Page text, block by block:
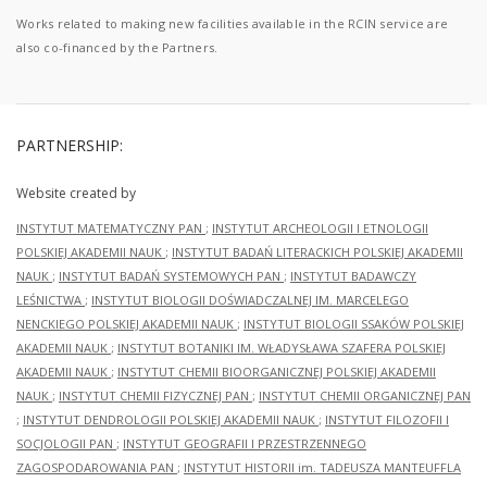
Works related to making new facilities available in the RCIN service are
also co-financed by the Partners.
PARTNERSHIP:
Website created by
INSTYTUT MATEMATYCZNY PAN ; INSTYTUT ARCHEOLOGII I ETNOLOGII
POLSKIEJ AKADEMII NAUK ; INSTYTUT BADAŃ LITERACKICH POLSKIEJ AKADEMII
NAUK ; INSTYTUT BADAŃ SYSTEMOWYCH PAN ; INSTYTUT BADAWCZY
LEŚNICTWA ; INSTYTUT BIOLOGII DOŚWIADCZALNEJ IM. MARCELEGO
NENCKIEGO POLSKIEJ AKADEMII NAUK ; INSTYTUT BIOLOGII SSAKÓW POLSKIEJ
AKADEMII NAUK ; INSTYTUT BOTANIKI IM. WŁADYSŁAWA SZAFERA POLSKIEJ
AKADEMII NAUK ; INSTYTUT CHEMII BIOORGANICZNEJ POLSKIEJ AKADEMII
NAUK ; INSTYTUT CHEMII FIZYCZNEJ PAN ; INSTYTUT CHEMII ORGANICZNEJ PAN
; INSTYTUT DENDROLOGII POLSKIEJ AKADEMII NAUK ; INSTYTUT FILOZOFII I
SOCJOLOGII PAN ; INSTYTUT GEOGRAFII I PRZESTRZENNEGO
ZAGOSPODAROWANIA PAN ; INSTYTUT HISTORII im. TADEUSZA MANTEUFFLA